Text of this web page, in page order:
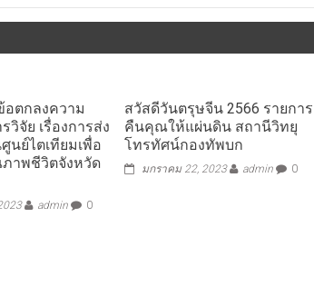
ตกลงความ
วิจัย เรื่องการส่ง
นย์ไตเทียมเพื่อ
าพชีวิตจังหวัด
admin 0
สวัสดีวันตรุษจีน 2566 รายการ
คืนคุณให้แผ่นดิน สถานีวิทยุ
โทรทัศน์กองทัพบก
มกราคม 22, 2023 admin 0